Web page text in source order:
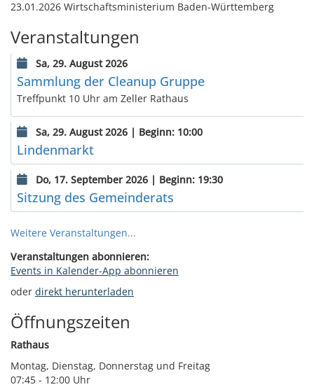
23.01.2026 Wirtschaftsministerium Baden-Württemberg
Veranstaltungen
Sa, 29. August 2026
Sammlung der Cleanup Gruppe
Treffpunkt 10 Uhr am Zeller Rathaus
Sa, 29. August 2026 | Beginn: 10:00
Lindenmarkt
Do, 17. September 2026 | Beginn: 19:30
Sitzung des Gemeinderats
Weitere Veranstaltungen...
Veranstaltungen abonnieren:
Events in Kalender-App abonnieren
oder direkt herunterladen
Öffnungszeiten
Rathaus
Montag, Dienstag, Donnerstag und Freitag
07:45 - 12:00 Uhr